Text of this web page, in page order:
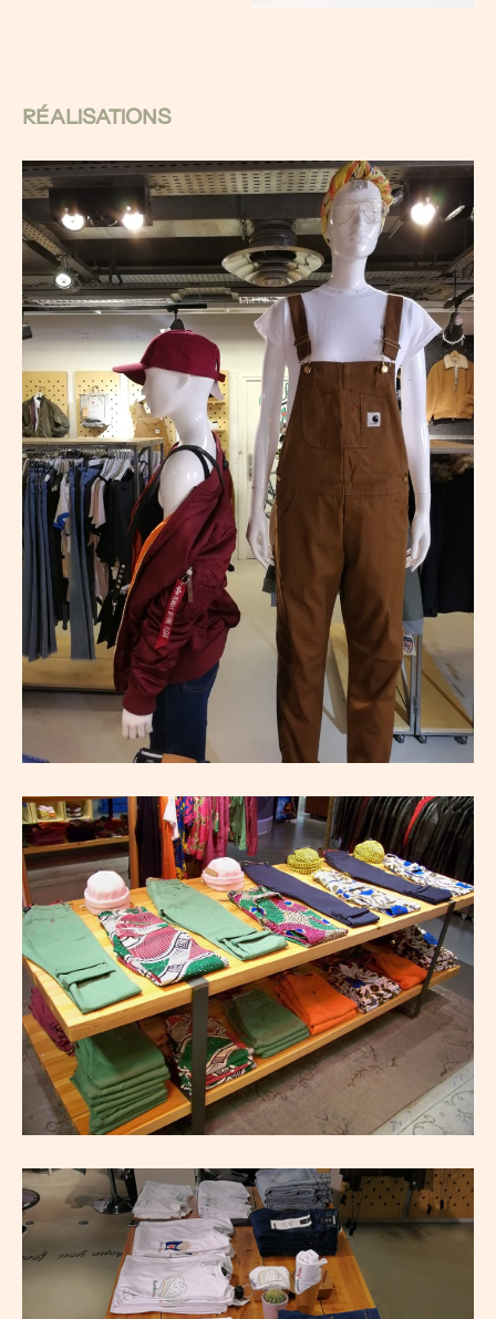
RÉALISATIONS